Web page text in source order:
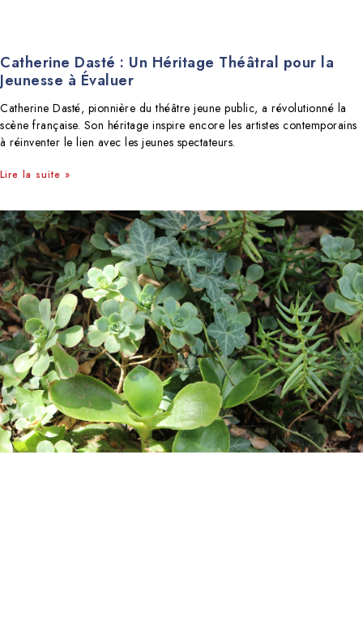
Catherine Dasté : Un Héritage Théâtral pour la
Jeunesse à Évaluer
Catherine Dasté, pionnière du théâtre jeune public, a révolutionné la
scène française. Son héritage inspire encore les artistes contemporains
à réinventer le lien avec les jeunes spectateurs.
Lire la suite »